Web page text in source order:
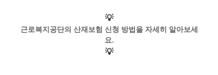
💡
근로복지공단의 산재보험 신청 방법을 자세히 알아보세
요.
💡